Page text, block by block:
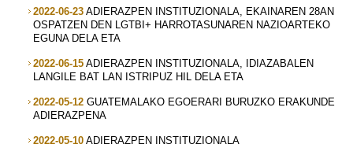
2022-06-23 ADIERAZPEN INSTITUZIONALA, EKAINAREN 28AN
OSPATZEN DEN LGTBI+ HARROTASUNAREN NAZIOARTEKO
EGUNA DELA ETA
2022-06-15 ADIERAZPEN INSTITUZIONALA, IDIAZABALEN
LANGILE BAT LAN ISTRIPUZ HIL DELA ETA
2022-05-12 GUATEMALAKO EGOERARI BURUZKO ERAKUNDE
ADIERAZPENA
2022-05-10 ADIERAZPEN INSTITUZIONALA